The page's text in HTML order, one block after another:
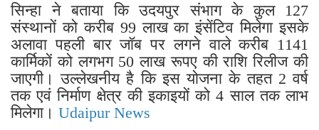
सिन्हा ने बताया कि उदयपुर संभाग के कुल 127
संस्थानों को करीब 99 लाख का इंसेंटिव मिलेगा इसके
अलावा पहली बार जॉब पर लगने वाले करीब 1141
कार्मिकों को लगभग 50 लाख रूपए की राशि रिलीज की
जाएगी। उल्लेखनीय है कि इस योजना के तहत 2 वर्ष
तक एवं निर्माण क्षेत्र की इकाइयों को 4 साल तक लाभ
मिलेगा। Udaipur News